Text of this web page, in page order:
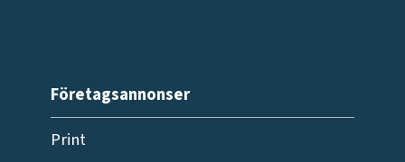
Företagsannonser
Print